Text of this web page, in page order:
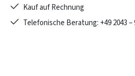
Kauf auf Rechnung
Telefonische Beratung: +49 2043 –